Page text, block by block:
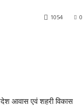
0
1054
आवास एवं शहरी विकास